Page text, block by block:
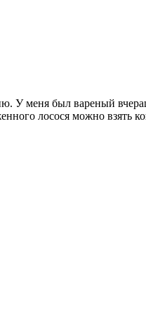
У меня был вареный
лосося можно взять